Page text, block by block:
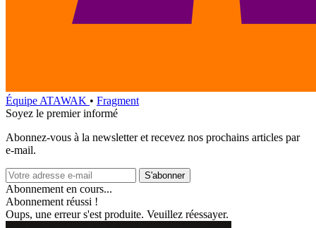
Équipe ATAWAK • Fragment
Soyez le premier informé
Abonnez‑vous à la newsletter et recevez nos prochains articles par
e‑mail.
S'abonner
Abonnement en cours...
Abonnement réussi !
Oups, une erreur s'est produite. Veuillez réessayer.